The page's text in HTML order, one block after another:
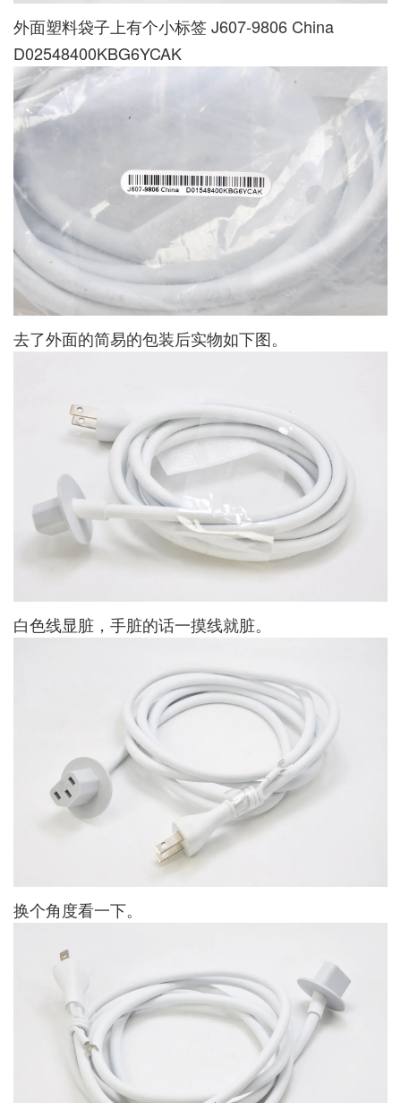
外面塑料袋子上有个小标签 J607-9806 China
D02548400KBG6YCAK
去了外面的简易的包装后实物如下图。
白色线显脏，手脏的话一摸线就脏。
换个角度看一下。